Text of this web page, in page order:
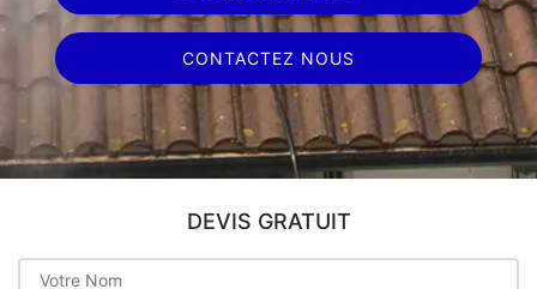
CONTACTEZ NOUS
DEVIS GRATUIT